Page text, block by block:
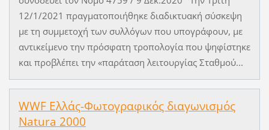
12/1/2021 πραγματοποιήθηκε διαδικτυακή σύσκεψη
με τη συμμετοχή των συλλόγων που υπογράφουν, με
αντικείμενο την πρόσφατη τροπολογία που ψηφίστηκε
και προβλέπει την «παράταση λειτουργίας Σταθμού...
WWF Ελλάς-Φωτογραφικός διαγωνισμός
Natura 2000